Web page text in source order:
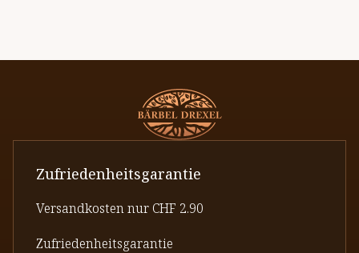
Zufriedenheitsgarantie
Versandkosten nur CHF 2.90
Zufriedenheitsgarantie